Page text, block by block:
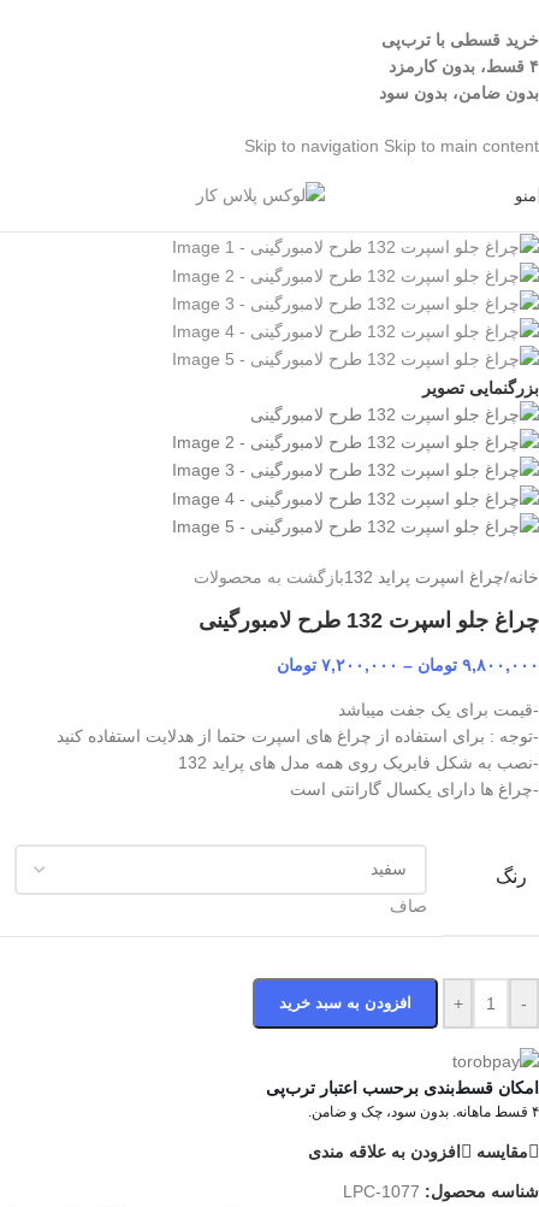
خرید قسطی با ترب‌پی
۴ قسط، بدون کارمزد
بدون ضامن، بدون سود
Skip to navigation Skip to main content
منو
بزرگنمایی تصویر
خانه/چراغ اسپرت پراید 132 بازگشت به محصولات
چراغ جلو اسپرت 132 طرح لامبورگینی
۹,۸۰۰,۰۰۰ تومان – ۷,۲۰۰,۰۰۰ تومان
-قیمت برای یک جفت میباشد
-توجه : برای استفاده از چراغ های اسپرت حتما از هدلایت استفاده کنید
-نصب به شکل فابریک روی همه مدل های پراید 132
-چراغ ها دارای یکسال گارانتی است
رنگ
صاف
-
+ افزودن به سبد خرید
امکان قسط‌بندی برحسب اعتبار ترب‌پی
۴ قسط ماهانه. بدون سود، چک و ضامن.
مقایسه افزودن به علاقه مندی
شناسه محصول: LPC-1077